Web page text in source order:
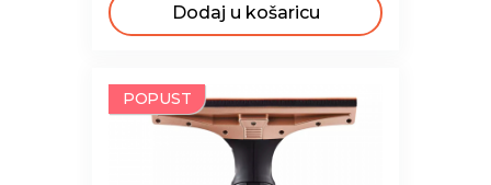
Dodaj u košaricu
NOVO
POPUST